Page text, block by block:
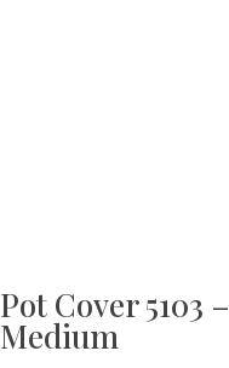
Pot Cover 5103 –
Medium